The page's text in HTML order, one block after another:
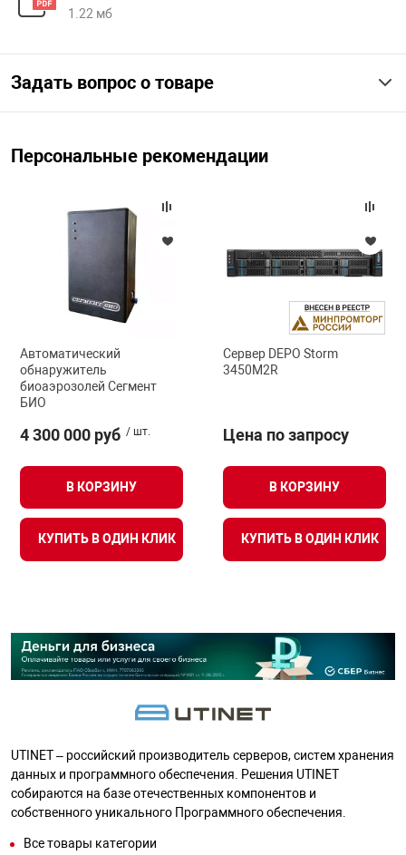
безопасность
1.22 мб
Задать вопрос о товаре
Персональные рекомендации
Автоматический
обнаружитель
биоаэрозолей Сегмент
БИО
4 300 000 руб / шт.
В КОРЗИНУ
КУПИТЬ В ОДИН КЛИК
Сервер DEPO Storm
3450M2R
Цена по запросу
В КОРЗИНУ
КУПИТЬ В ОДИН КЛИК
UTINET – российский производитель серверов, систем хранения
данных и программного обеспечения. Решения UTINET
собираются на базе отечественных компонентов и
собственного уникального Программного обеспечения.
Все товары категории